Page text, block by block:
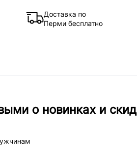
Доставка по
Перми бесплатно
о новинках и